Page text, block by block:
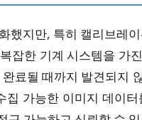
지만, 특히 캘리브레
잡한 기계 시스템을 가
료될 때까지 발견되지
집 가능한 이미지 데이